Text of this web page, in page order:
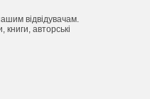
відвідувачам.
авторські